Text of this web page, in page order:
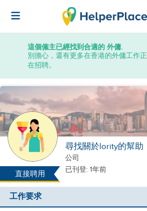
這個僱主已經找到合適的 外傭.
別擔心，還有更多在香港的外傭工作正
在招聘。
直接聘用
尋找關於lority的幫助
公司
已刊登: 1年前
工作要求